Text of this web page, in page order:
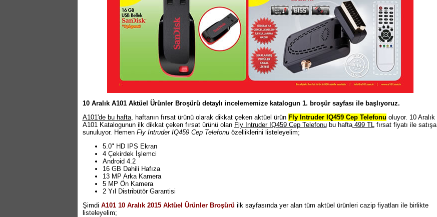
10 Aralık A101 Aktüel Ürünler Broşürü detaylı incelememize katalogun 1. broşür sayfası ile başlıyoruz.
A101'de bu hafta, haftanın fırsat ürünü olarak dikkat çeken aktüel ürün Fly Intruder IQ459 Cep Telefonu oluyor. 10 Aralık
A101 Katalogunun ilk dikkat çeken fırsat ürünü olan Fly Intruder IQ459 Cep Telefonubu hafta499 TLfırsat fiyatı ile satışa
sunuluyor. Hemen Fly Intruder IQ459 Cep Telefonuözelliklerini listeleyelim;
5.0" HD IPS Ekran
4 Çekirdek İşlemci
Android 4.2
16 GB Dahili Hafıza
13 MP Arka Kamera
5 MP Ön Kamera
2 Yıl Distribütör Garantisi
Şimdi A101 10 Aralık 2015 Aktüel Ürünler Broşürü ilk sayfasında yer alan tüm aktüel ürünleri cazip fiyatları ile birlikte
listeleyelim;